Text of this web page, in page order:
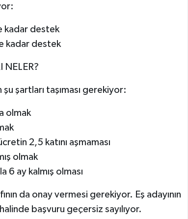
kadar destek
kadar destek
NELER?
şartları taşıması gerekiyor:
olmak
2,5 katını aşmaması
olmak
6 ay kalmış olması
da onay vermesi gerekiyor. Eş adayının
başvuru geçersiz sayılıyor.